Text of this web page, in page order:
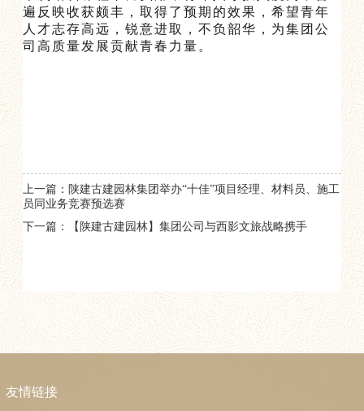
遍反映收获颇丰 ，取得了预期的效果，希望青年
人才志存高远，锐意进取，不负韶华，为集团公
司高质量发展贡献青春力量。
上一篇：陕建古建园林集团举办“十佳”项目经理、材料员、施工
员同业务竞赛预选赛
下一篇：【陕建古建园林】集团公司与西影文旅战略携手
友情链接